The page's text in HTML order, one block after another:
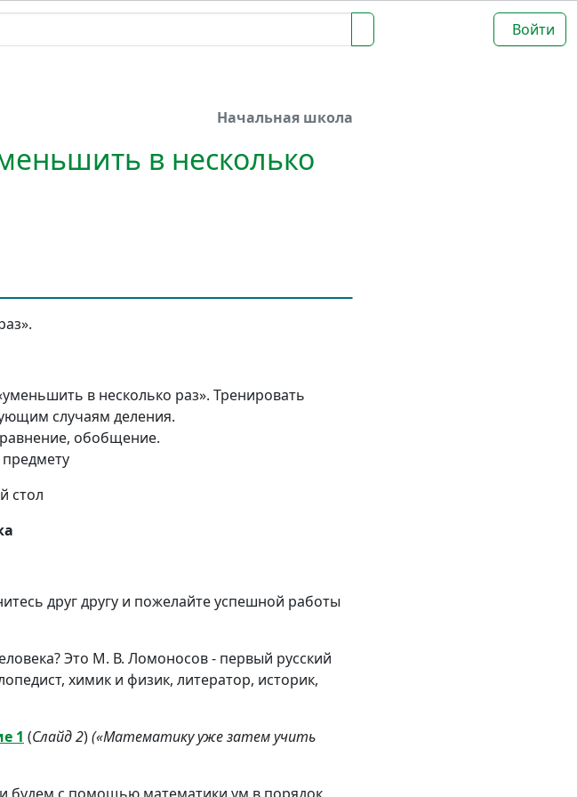
Войти
Начальная школа
в несколько
в несколько раз». Тренировать
случаям деления.
обобщение.
стол
друг другу и пожелайте успешной работы
Это М. В. Ломоносов - первый русский
химик и физик, литератор, историк,
1 (Слайд 2)(«Mатематику уже затем учить